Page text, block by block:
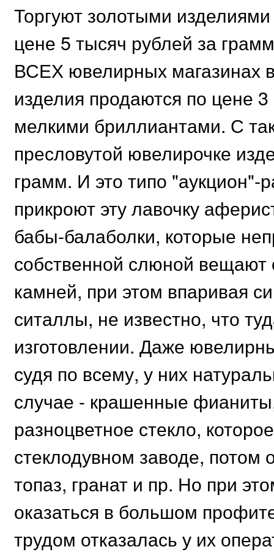
Торгуют золотыми
цене 5 тысяч рублей за
ВСЕХ ювелирных магазинах
изделия продаются по цене
мелкими бриллиантами. С
пресловутой ювелирочке
грамм. И это типо "аукцион"-
прикроют эту лавочку
бабы-балаболки, которые
собственной слюной вещают
камней, при этом впаривая
ситаллы, не известно, что
изготовлении. Даже
судя по всему, у них
случае - крашенные
разноцветное стекло,
стеклодувном заводе, потом
топаз, гранат и пр. Но при
оказаться в большом
трудом отказалась у их